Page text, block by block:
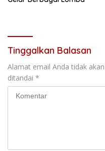
Tinggalkan Balasan
Alamat email Anda tidak
ditandai *